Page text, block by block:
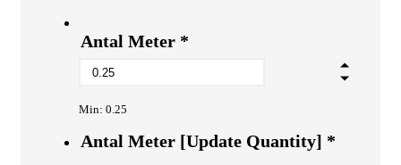
Antal Meter *
Min: 0.25
Antal Meter [Update Quantity] *